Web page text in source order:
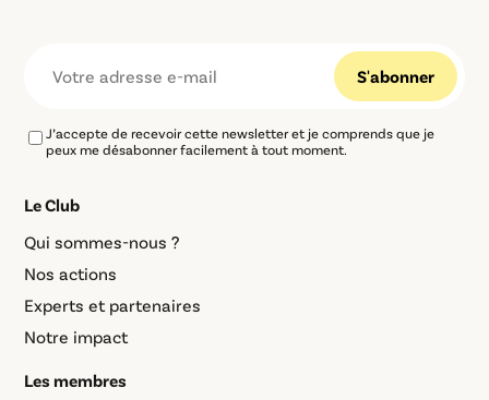
J’accepte de recevoir cette newsletter et je comprends que je
peux me désabonner facilement à tout moment.
Le Club
Qui sommes-nous ?
Nos actions
Experts et partenaires
Notre impact
Les membres